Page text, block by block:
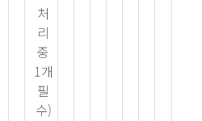
처
리
중
1개
필
수)